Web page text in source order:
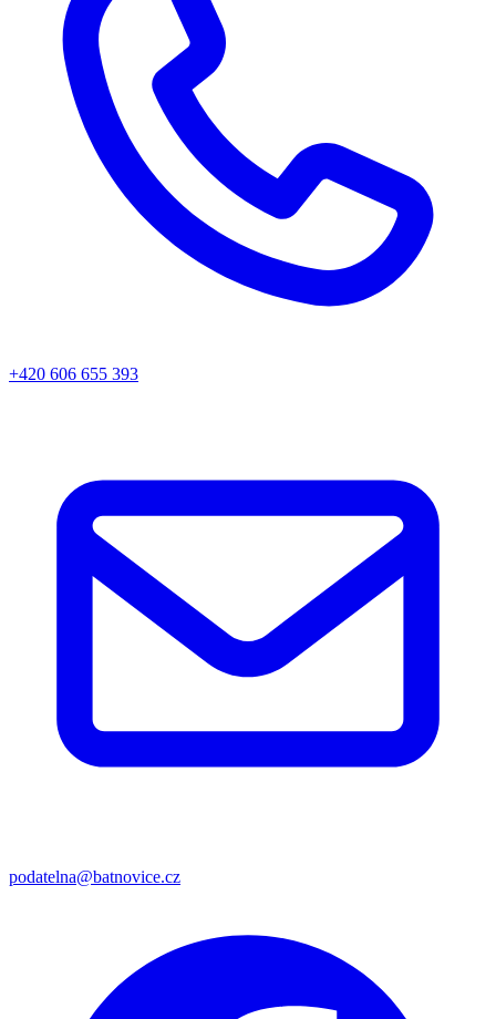
+420 606 655 393
podatelna@batnovice.cz